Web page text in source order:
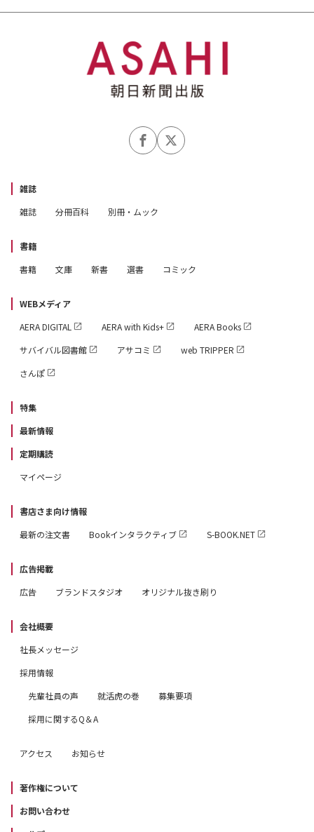
雑誌
雑誌
分冊百科 別冊・ムック
書籍
書籍
文庫 新書 選書 コミック
WEBメディア
AERA DIGITAL
AERA with Kids+
AERA Books
サバイバル図書館
アサコミ
web TRIPPER
さんぽ
特集
最新情報
定期購読
マイページ
書店さま向け情報
最新の注文書
Bookインタラクティブ S-BOOK.NET
広告掲載
広告
ブランドスタジオ オリジナル抜き刷り
会社概要
社長メッセージ
採用情報
先輩社員の声
就活虎の巻
募集要項
採用に関するQ＆A
アクセス お知らせ
著作権について
お問い合わせ